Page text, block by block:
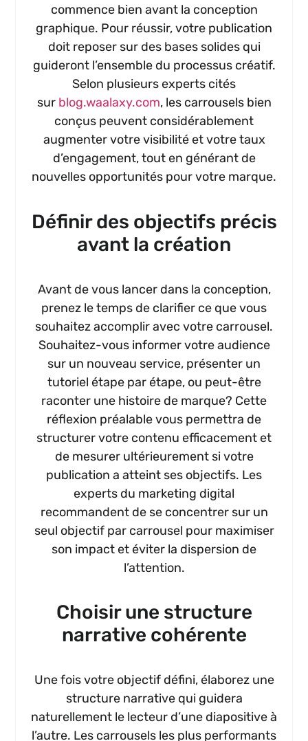
commence bien avant la conception
graphique. Pour réussir, votre publication
doit reposer sur des bases solides qui
guideront l’ensemble du processus créatif.
Selon plusieurs experts cités
sur blog.waalaxy.com, les carrousels bien
conçus peuvent considérablement
augmenter votre visibilité et votre taux
d’engagement, tout en générant de
nouvelles opportunités pour votre marque.
Définir des objectifs précis
avant la création
Avant de vous lancer dans la conception,
prenez le temps de clarifier ce que vous
souhaitez accomplir avec votre carrousel.
Souhaitez-vous informer votre audience
sur un nouveau service, présenter un
tutoriel étape par étape, ou peut-être
raconter une histoire de marque? Cette
réflexion préalable vous permettra de
structurer votre contenu efficacement et
de mesurer ultérieurement si votre
publication a atteint ses objectifs. Les
experts du marketing digital
recommandent de se concentrer sur un
seul objectif par carrousel pour maximiser
son impact et éviter la dispersion de
l’attention.
Choisir une structure
narrative cohérente
Une fois votre objectif défini, élaborez une
structure narrative qui guidera
naturellement le lecteur d’une diapositive à
l’autre. Les carrousels les plus performants